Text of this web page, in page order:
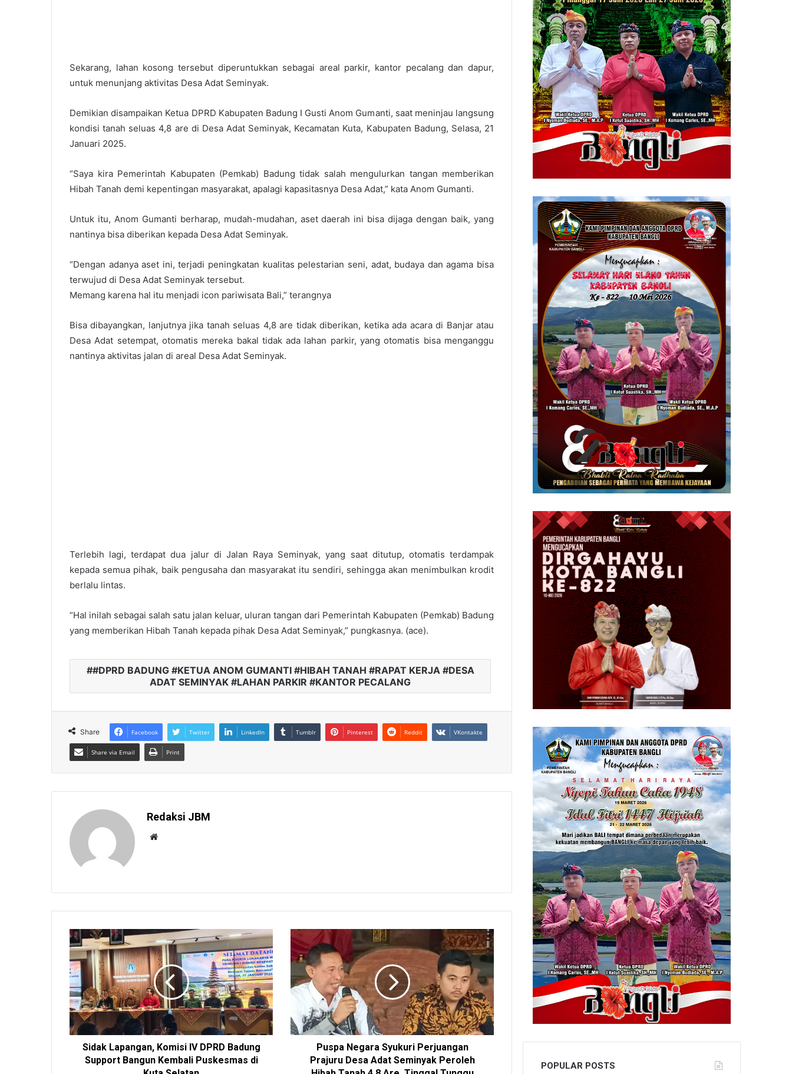
Sekarang, lahan kosong tersebut diperuntukkan sebagai areal parkir, kantor pecalang dan dapur,
untuk menunjang aktivitas Desa Adat Seminyak.
Demikian disampaikan Ketua DPRD Kabupaten Badung I Gusti Anom Gumanti, saat meninjau langsung
kondisi tanah seluas 4,8 are di Desa Adat Seminyak, Kecamatan Kuta, Kabupaten Badung, Selasa, 21
Januari 2025.
“Saya kira Pemerintah Kabupaten (Pemkab) Badung tidak salah mengulurkan tangan memberikan
Hibah Tanah demi kepentingan masyarakat, apalagi kapasitasnya Desa Adat,” kata Anom Gumanti.
Untuk itu, Anom Gumanti berharap, mudah-mudahan, aset daerah ini bisa dijaga dengan baik, yang
nantinya bisa diberikan kepada Desa Adat Seminyak.
“Dengan adanya aset ini, terjadi peningkatan kualitas pelestarian seni, adat, budaya dan agama bisa
terwujud di Desa Adat Seminyak tersebut.
Memang karena hal itu menjadi icon pariwisata Bali,” terangnya
Bisa dibayangkan, lanjutnya jika tanah seluas 4,8 are tidak diberikan, ketika ada acara di Banjar atau
Desa Adat setempat, otomatis mereka bakal tidak ada lahan parkir, yang otomatis bisa menganggu
nantinya aktivitas jalan di areal Desa Adat Seminyak.
Terlebih lagi, terdapat dua jalur di Jalan Raya Seminyak, yang saat ditutup, otomatis terdampak
kepada semua pihak, baik pengusaha dan masyarakat itu sendiri, sehingga akan menimbulkan krodit
berlalu lintas.
“Hal inilah sebagai salah satu jalan keluar, uluran tangan dari Pemerintah Kabupaten (Pemkab) Badung
yang memberikan Hibah Tanah kepada pihak Desa Adat Seminyak,” pungkasnya. (ace).
#DPRD BADUNG #KETUA ANOM GUMANTI #HIBAH TANAH #RAPAT KERJA #DESA
ADAT SEMINYAK #LAHAN PARKIR #KANTOR PECALANG
Share Facebook Twitter LinkedIn Tumblr Pinterest Reddit VKontakte
Share via Email Print
Redaksi JBM
i
Sidak Lapangan, Komisi IV DPRD Badung
Support Bangun Kembali Puskesmas di
Puspa Negara Syukuri Perjuangan
Prajuru Desa Adat Seminyak Peroleh
POPULAR POSTS